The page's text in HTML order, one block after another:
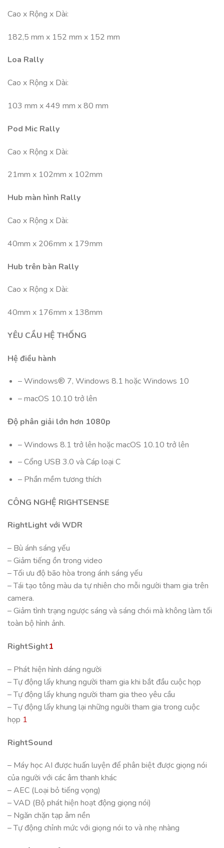
Cao x Rộng x Dài:
182,5 mm x 152 mm x 152 mm
Loa Rally
Cao x Rộng x Dài:
103 mm x 449 mm x 80 mm
Pod Mic Rally
Cao x Rộng x Dài:
21mm x 102mm x 102mm
Hub màn hình Rally
Cao x Rộng x Dài:
40mm x 206mm x 179mm
Hub trên bàn Rally
Cao x Rộng x Dài:
40mm x 176mm x 138mm
YÊU CẦU HỆ THỐNG
Hệ điều hành
– Windows® 7, Windows 8.1 hoặc Windows 10
– macOS 10.10 trở lên
Độ phân giải lớn hơn 1080p
– Windows 8.1 trở lên hoặc macOS 10.10 trở lên
– Cổng USB 3.0 và Cáp loại C
– Phần mềm tương thích
CÔNG NGHỆ RIGHTSENSE
RightLight với WDR
– Bù ánh sáng yếu
– Giảm tiếng ồn trong video
– Tối ưu độ bão hòa trong ánh sáng yếu
– Tái tạo tông màu da tự nhiên cho mỗi người tham gia trên
camera.
– Giảm tình trạng ngược sáng và sáng chói mà không làm tối
toàn bộ hình ảnh.
RightSight1
– Phát hiện hình dáng người
– Tự động lấy khung người tham gia khi bắt đầu cuộc họp
– Tự động lấy khung người tham gia theo yêu cầu
– Tự động lấy khung lại những người tham gia trong cuộc
họp 1
RightSound
– Máy học AI được huấn luyện để phân biệt được giọng nói
của người với các âm thanh khác
– AEC (Loại bỏ tiếng vọng)
– VAD (Bộ phát hiện hoạt động giọng nói)
– Ngăn chặn tạp âm nền
– Tự động chỉnh mức với giọng nói to và nhẹ nhàng